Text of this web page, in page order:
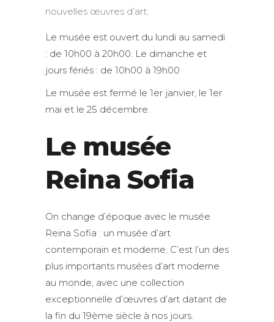
nouvelles œuvres d’art.
Le musée est ouvert du lundi au samedi
: de 10h00 à 20h00. Le dimanche et
jours fériés : de 10h00 à 19h00
Le musée est fermé le 1er janvier, le 1er
mai et le 25 décembre.
Le musée
Reina Sofia
On change d’époque avec le musée
Reina Sofia : un musée d’art
contemporain et moderne. C’est l’un des
plus importants musées d’art moderne
au monde, avec une collection
exceptionnelle d’œuvres d’art datant de
la fin du 19ème siècle à nos jours.